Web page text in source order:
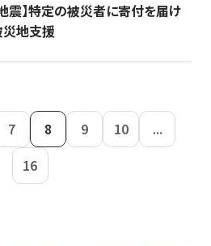
震】特定の被災者に寄付を届け
災地支援
7 8 9 10
...
16